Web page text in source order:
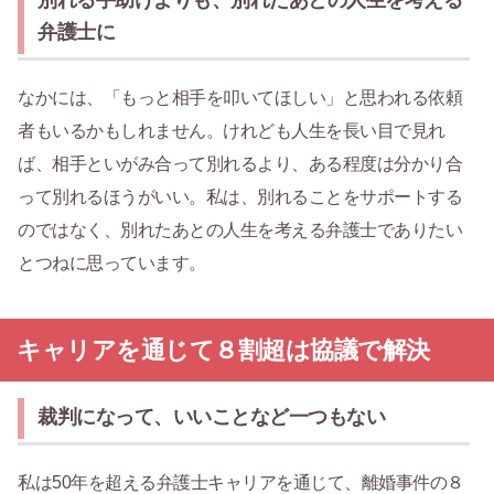
弁護士に
なかには、「もっと相手を叩いてほしい」と思われる依頼
者もいるかもしれません。けれども人生を長い目で見れ
ば、相手といがみ合って別れるより、ある程度は分かり合
って別れるほうがいい。私は、別れることをサポートする
のではなく、別れたあとの人生を考える弁護士でありたい
とつねに思っています。
キャリアを通じて８割超は協議で解決
裁判になって、いいことなど一つもない
私は50年を超える弁護士キャリアを通じて、離婚事件の８